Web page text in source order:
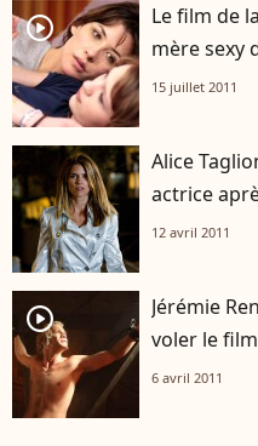
player2
Le film de
mère sexy
15 juillet 2011
Alice
actrice
12 avril 2011
player2
Jérémie
voler le
6 avril 2011